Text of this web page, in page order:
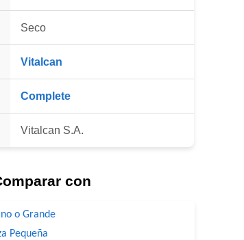
Seco
Vitalcan
Complete
Vitalcan S.A.
con
o Grande
Pequeña